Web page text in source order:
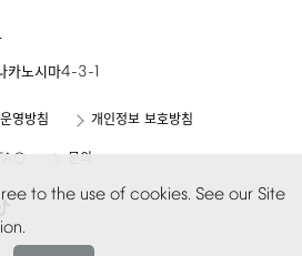
to the use of cookies. See our Site
카노시마4-3-1
영방침 개인정보 보호방침